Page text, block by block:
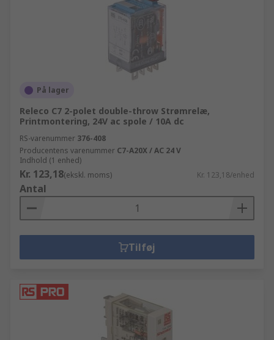
På lager
Releco C7 2-polet double-throw Strømrelæ,
Printmontering, 24V ac spole / 10A dc
RS-varenummer 376-408
Producentens varenummer C7-A20X / AC 24 V
Indhold (1 enhed)
Kr. 123,18(ekskl. moms) Kr. 123,18/enhed
Antal
Tilføj